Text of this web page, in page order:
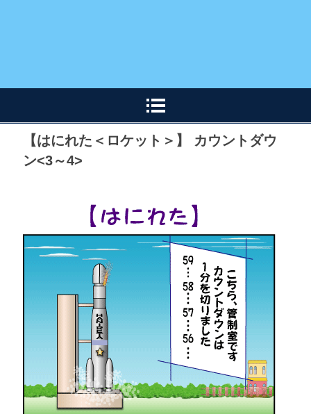
【はにれた＜ロケット＞】 カウントダウ
ン<3～4>